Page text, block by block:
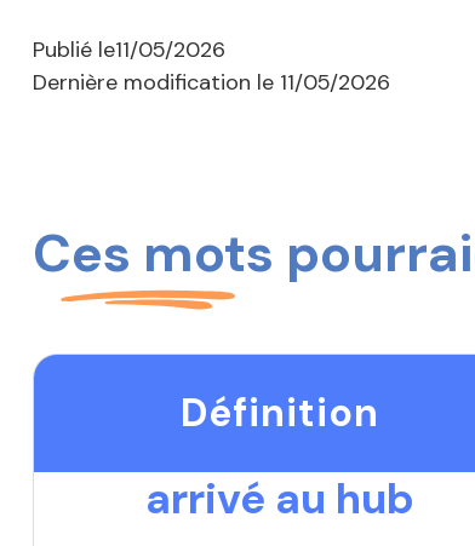
Publié le11/05/2026
Dernière modification le 11/05/2026
Ces mots
Définition
arrivé au hub